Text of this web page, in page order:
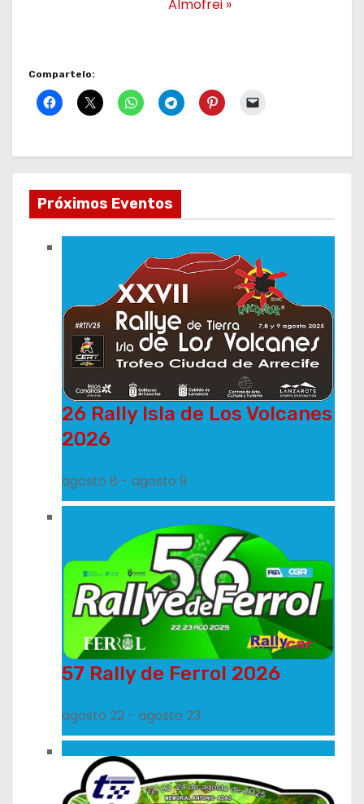
Almofrei »
Compartelo:
Próximos Eventos
26 Rally Isla de Los Volcanes
2026
agosto 8 - agosto 9
57 Rally de Ferrol 2026
agosto 22 - agosto 23